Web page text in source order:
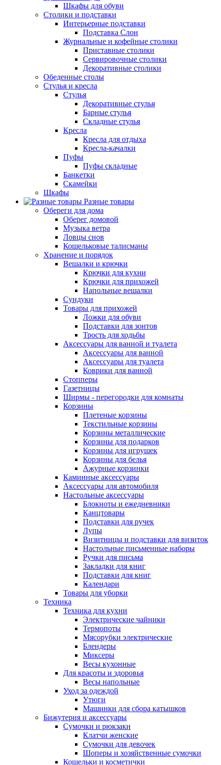
Шкафы для обуви
Столики и подставки
Интерьерные подставки
Подставка Слон
Журнальные и кофейные столики
Приставные столики
Сервировочные столики
Декоративные столики
Обеденные столы
Стулья и кресла
Стулья
Декоративные стулья
Барные стулья
Складные стулья
Кресла
Кресла для отдыха
Кресла-качалки
Пуфы
Пуфы складные
Банкетки
Скамейки
Шкафы
Разные товары
Обереги для дома
Оберег домовой
Музыка ветра
Ловцы снов
Кошельковые талисманы
Хранение и порядок
Вешалки и крючки
Крючки для кухни
Крючки для прихожей
Напольные вешалки
Сундуки
Товары для прихожей
Ложки для обуви
Подставки для зонтов
Трость для ходьбы
Аксессуары для ванной и туалета
Аксессуары для ванной
Аксессуары для туалета
Коврики для ванной
Стопперы
Газетницы
Ширмы - перегородки для комнаты
Корзины
Плетеные корзины
Текстильные корзины
Корзины металлические
Корзины для подарков
Корзины для игрушек
Корзины для белья
Ажурные корзинки
Каминные аксессуары
Аксессуары для автомобиля
Настольные аксессуары
Блокноты и ежедневники
Канцтовары
Подставки для ручек
Лупы
Визитницы и подставки для визиток
Настольные письменные наборы
Ручки для письма
Закладки для книг
Подставки для книг
Календари
Товары для уборки
Техника
Техника для кухни
Электрические чайники
Термопоты
Мясорубки электрические
Блендеры
Миксеры
Весы кухонные
Для красоты и здоровья
Весы напольные
Уход за одеждой
Утюги
Машинки для сбора катышков
Бижутерия и аксессуары
Сумочки и рюкзаки
Клатчи женские
Сумочки для девочек
Шоперы и хозяйственные сумочки
Кошельки и косметички